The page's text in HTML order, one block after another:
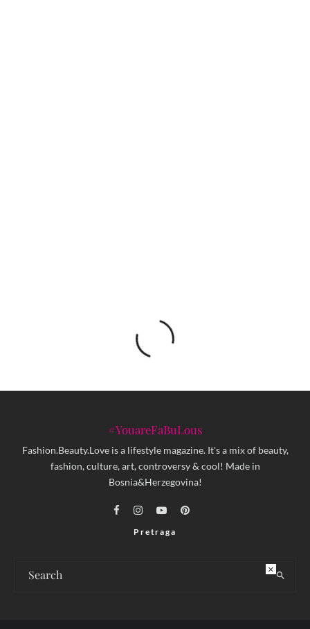
#YouareFaBuLous
Fashion.Beauty.Love is a lifestyle magazine. It's a mix of beauty,
fashion, culture, art, controversy & cool! Made in
Bosnia&Herzegovina!
Pretraga
×